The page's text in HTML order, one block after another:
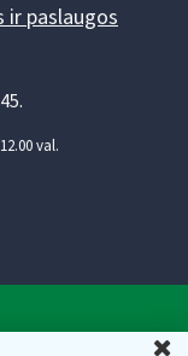
ir paslaugos
val.